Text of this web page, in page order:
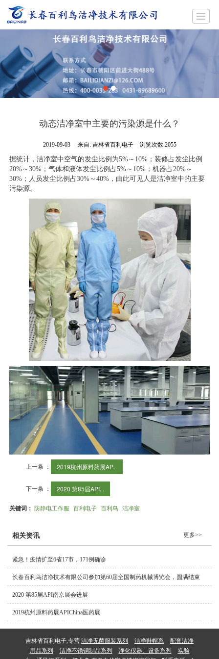
首页 产品展示 新闻动态 工程案例 招聘
动态洁净室中主要的污染源是什么？
2019-09-03 来自: 吉林省百利电子 浏览次数:2055
据统计，洁净室中空气的发尘比例为5%～10%；装修占发尘比例
20%～30%；气体和液体发尘比例占5%～10%；机器占20%～
30%；人员发尘比例占30%～40%，由此可见人是洁净室中的主要
污染源。
上一条 ： 2019杭州原料药展AP...
下一条 ： 2020 第85届API...
关键词：防静电工作服 百利电子 百利鸟 洁净室
相关资讯 更多>>
紧急！疫情扩至6省17市，171例确诊
长春百利鸟洁净技术有限公司参加第60届全国制药机械博览会，圆满结束
2020 第85届API南京展会进展
2019杭州原料药展APIChina医药展
吉林省百利电子,专营 洁净无菌服装系列 洁净鞋帽系
配套洁净
用品系列
洁净不锈钢制品系列 净化仪器、设备系列
实验